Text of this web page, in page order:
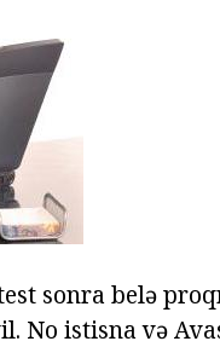
sonra belə
No istisna və